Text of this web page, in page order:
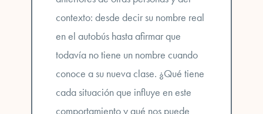
contexto: desde decir su nombre real
en el autobús hasta afirmar que
todavía no tiene un nombre cuando
conoce a su nueva clase. ¿Qué tiene
cada situación que influye en este
comportamiento y qué nos puede